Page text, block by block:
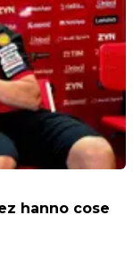
hanno cose